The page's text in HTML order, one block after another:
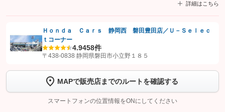
詳細はこちら
【STEP1】認証画面でグーネットを友だち追加してから「許可する」ボタンを押
します
【STEP2】 トーク画面で
完了してください。
こちら
Ｈｏｎｄａ Ｃａｒｓ 静岡西 磐田豊田店／Ｕ－Ｓｅｌｅｃ
ｔコーナー
4.9458件
〒438-0838 静岡県磐田市小立野１８５
MAPで販売店までのルートを確認する
スマートフォンの位置情報をONにしてください